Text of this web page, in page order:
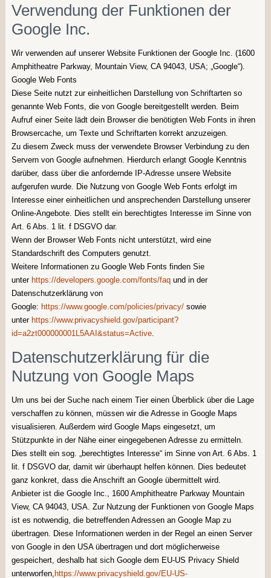
Verwendung der Funktionen der
Google Inc.
Wir verwenden auf unserer Website Funktionen der Google Inc. (1600
Amphitheatre Parkway, Mountain View, CA 94043, USA; „Google“).
Google Web Fonts
Diese Seite nutzt zur einheitlichen Darstellung von Schriftarten so
genannte Web Fonts, die von Google bereitgestellt werden. Beim
Aufruf einer Seite lädt dein Browser die benötigten Web Fonts in ihren
Browsercache, um Texte und Schriftarten korrekt anzuzeigen.
Zu diesem Zweck muss der verwendete Browser Verbindung zu den
Servern von Google aufnehmen. Hierdurch erlangt Google Kenntnis
darüber, dass über die anfordernde IP-Adresse unsere Website
aufgerufen wurde. Die Nutzung von Google Web Fonts erfolgt im
Interesse einer einheitlichen und ansprechenden Darstellung unserer
Online-Angebote. Dies stellt ein berechtigtes Interesse im Sinne von
Art. 6 Abs. 1 lit. f DSGVO dar.
Wenn der Browser Web Fonts nicht unterstützt, wird eine
Standardschrift des Computers genutzt.
Weitere Informationen zu Google Web Fonts finden Sie
unter https://developers.google.com/fonts/faq und in der
Datenschutzerklärung von
Google: https://www.google.com/policies/privacy/ sowie
unter https://www.privacyshield.gov/participant?
id=a2zt000000001L5AAI&status=Active
Datenschutzerklärung für die
Nutzung von Google Maps
Um uns bei der Suche nach einem Tier einen Überblick über die Lage
verschaffen zu können, müssen wir die Adresse in Google Maps
visualisieren. Außerdem wird Google Maps eingesetzt, um
Stützpunkte in der Nähe einer eingegebenen Adresse zu ermitteln.
Dies stellt ein sog. „berechtigtes Interesse“ im Sinne von Art. 6 Abs. 1
lit. f DSGVO dar, damit wir überhaupt helfen können. Dies bedeutet
ganz konkret, dass die Anschrift an Google übermittelt wird.
Anbieter ist die Google Inc., 1600 Amphitheatre Parkway Mountain
View, CA 94043, USA. Zur Nutzung der Funktionen von Google Maps
ist es notwendig, die betreffenden Adressen an Google Map zu
übertragen. Diese Informationen werden in der Regel an einen Server
von Google in den USA übertragen und dort möglicherweise
gespeichert, deshalb hat sich Google dem EU-US Privacy Shield
unterworfen, https://www.privacyshield.gov/EU-US-